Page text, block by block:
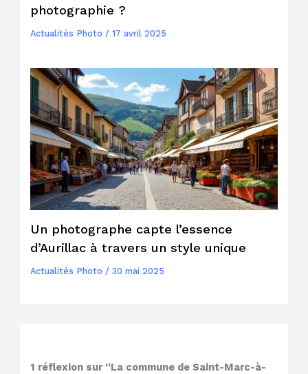
photographie ?
Actualités Photo / 17 avril 2025
Un photographe capte l’essence
d’Aurillac à travers un style unique
Actualités Photo / 30 mai 2025
1 réflexion sur “La commune de Saint-Marc-à-